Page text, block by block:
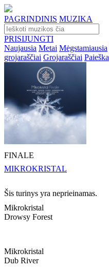
PAGRINDINIS MUZIKA
PRISIJUNGTI
Naujausia Metai Mėgstamiausia
grojaraščiai Grojaraščiai Paieška
FINALE
MIKROKRISTAL
Šis turinys yra neprieinamas.
Mikrokristal
Drowsy Forest
Mikrokristal
Dub River